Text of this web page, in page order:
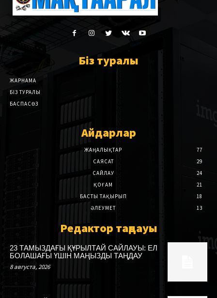
Біз туралы
ЖАРНАМА
БІЗ ТУРАЛЫ
БАСПАСӨЗ
Айдарлар
ЖАҢАЛЫҚТАР
77
САЯСАТ
29
САЙЛАУ
24
ҚОҒАМ
21
БАСТЫ ТАҚЫРЫП
18
ӘЛЕУМЕТ
13
Редактор таңдауы
23 ТАМЫЗДАҒЫ ҚҰРЫЛТАЙ САЙЛАУЫ: ЕЛ
БОЛАШАҒЫ ҮШІН МАҢЫЗДЫ ТАҢДАУ
8 августа, 2026